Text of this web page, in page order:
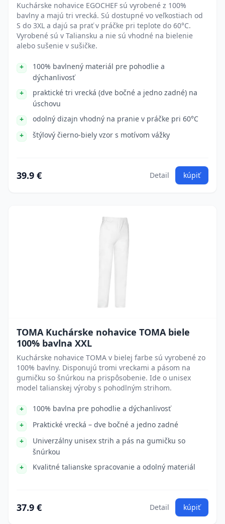
Kuchárske nohavice EGOCHEF sú vyrobené z 100%
bavlny a majú tri vrecká. Sú dostupné vo veľkostiach od
S do 3XL a dajú sa prať v práčke pri teplote do 60°C.
Vyrobené sú v Taliansku a nie sú vhodné na bielenie
alebo sušenie v sušičke.
100% bavlnený materiál pre pohodlie a
dýchanlivosť
praktické tri vrecká (dve bočné a jedno zadné) na
úschovu
odolný dizajn vhodný na pranie v práčke pri 60°C
štýlový čierno-biely vzor s motívom vážky
39.9 € Detail kúpiť
TOMA Kuchárske nohavice TOMA biele
100% bavlna XXL
Kuchárske nohavice TOMA v bielej farbe sú vyrobené zo
100% bavlny. Disponujú tromi vreckami a pásom na
gumičku so šnúrkou na prispôsobenie. Ide o unisex
model talianskej výroby s pohodlným strihom.
100% bavlna pre pohodlie a dýchanlivosť
Praktické vrecká – dve bočné a jedno zadné
Univerzálny unisex strih a pás na gumičku so
šnúrkou
Kvalitné talianske spracovanie a odolný materiál
37.9 € Detail kúpiť